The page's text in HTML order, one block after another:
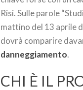
Risi. Sulle parole
mattino del 13 aprile
dovrà comparire
danneggiamento.
CHI È IL